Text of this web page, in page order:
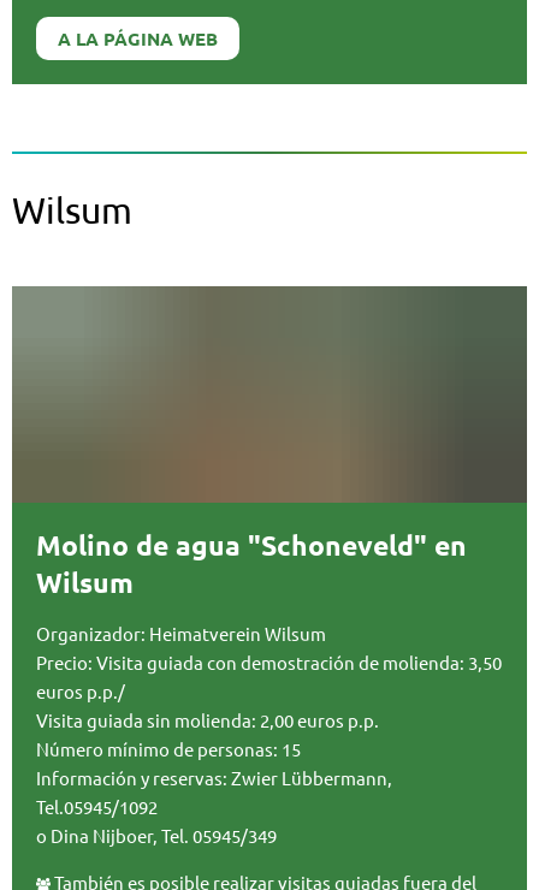
A LA PÁGINA WEB
Wilsum
Molino de agua "Schoneveld" en
Wilsum
Organizador: Heimatverein Wilsum
Precio: Visita guiada con demostración de molienda: 3,50
euros p.p./
Visita guiada sin molienda: 2,00 euros p.p.
Número mínimo de personas: 15
Información y reservas: Zwier Lübbermann,
Tel.05945/1092
o Dina Nijboer, Tel. 05945/349
También es posible realizar visitas guiadas fuera del